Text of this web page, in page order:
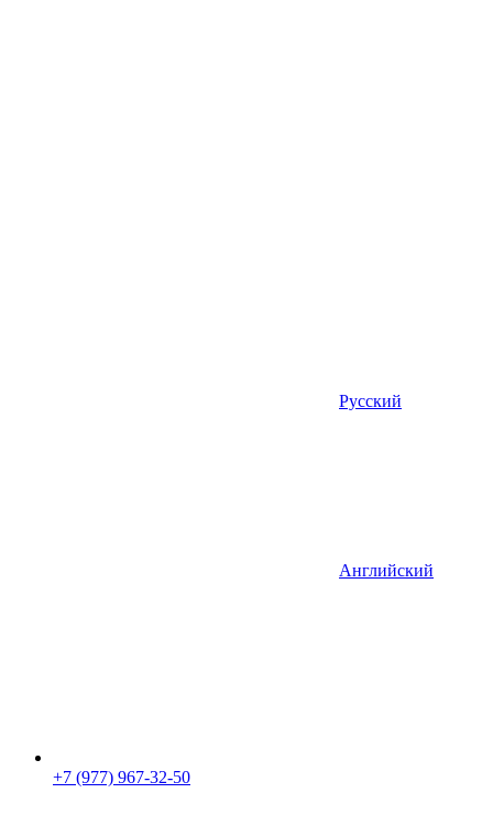
Русский
Английский
+7 (977) 967-32-50